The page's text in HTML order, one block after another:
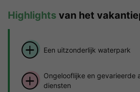
Highlights van het
Een uitzonderlijk waterpark
Ongelooflijke en gevarieerde
diensten